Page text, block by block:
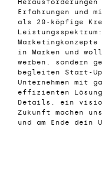
Erfahrungen und
als 20-köpfige
in Marken und
werben, sondern
begleiten Start-
Unternehmen mit
effizienten
Details, ein
Zukunft machen
und am Ende dein